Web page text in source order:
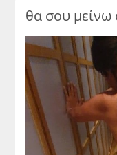
θα σου μείνω